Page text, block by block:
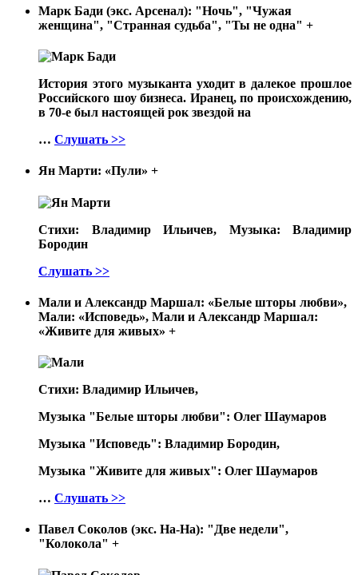
Марк Бади (экс. Арсенал): "Ночь", "Чужая
женщина", "Странная судьба", "Ты не одна" +
История этого музыканта уходит в далекое прошлое
Российского шоу бизнеса. Иранец, по происхождению,
в 70-е был настоящей рок звездой на
… Слушать >>
Ян Марти: «Пули» +
Стихи: Владимир Ильичев, Музыка: Владимир
Бородин
Слушать >>
Мали и Александр Маршал: «Белые шторы любви»,
Мали: «Исповедь», Мали и Александр Маршал:
«Живите для живых» +
Стихи: Владимир Ильичев,
Музыка "Белые шторы любви": Олег Шаумаров
Музыка "Исповедь": Владимир Бородин,
Музыка "Живите для живых": Олег Шаумаров
… Слушать >>
Павел Соколов (экс. На-На): "Две недели",
"Колокола" +